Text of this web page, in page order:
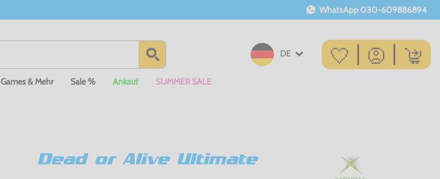
WhatsApp 030-609886894
DE
Games & Mehr Sale % Ankauf SUMMER SALE
Dead or Alive Ultimate